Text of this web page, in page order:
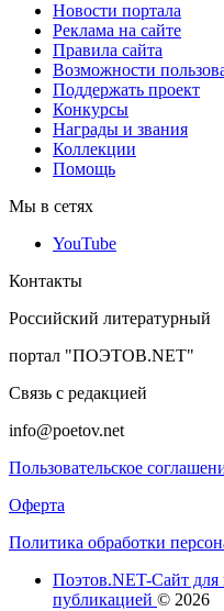
Новости портала
Реклама на сайте
Правила сайта
Возможности
Поддержать проект
Конкурсы
Награды и звания
Коллекции
Помощь
Мы в сетях
YouTube
Контакты
Российский литературный
портал "ПОЭТОВ.NET"
Связь с редакцией
info@poetov.net
Пользовательское
Оферта
Политика обработки
Поэтов.NET-Сайт для
публикацией © 2026